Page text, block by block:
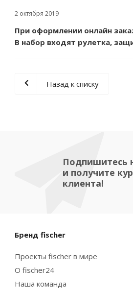
2 октября 2019
При оформлении онлайн
В набор входят рулетка,
Назад к списку
Подпишитесь
и получите
клиента!
Бренд fischer
Проекты fischer в мире
О fischer24
Наша команда